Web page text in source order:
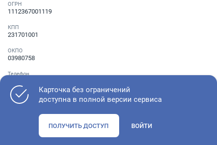
ОГРН
1112367001119
КПП
231701001
ОКПО
03980758
Телефон
Как оценить состояние компании
Карточка без ограничений
доступна в полной версии сервиса
ПОЛУЧИТЬ ДОСТУП ВОЙТИ